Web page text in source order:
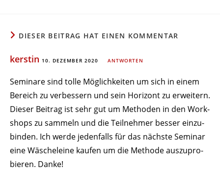
DIESER BEITRAG HAT EINEN KOMMENTAR
kerstin 10. DEZEMBER 2020 ANTWORTEN
Seminare sind tolle Möglich­keiten um sich in einem
Bereich zu verbessern und sein Horizont zu erweitern.
Dieser Beitrag ist sehr gut um Methoden in den Work­
shops zu sammeln und die Teil­nehmer besser einzu­
binden. Ich werde jeden­falls für das nächste Seminar
eine Wäsche­leine kaufen um die Methode auszu­pro­
bieren. Danke!